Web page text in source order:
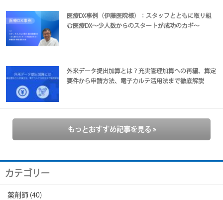
医療DX事例（伊藤医院様）：スタッフとともに取り組
む医療DX～少人数からのスタートが成功のカギ～
外来データ提出加算とは？充実管理加算への再編、算定
要件から申請方法、電子カルテ活用法まで徹底解説
もっとおすすめ記事を見る »
カテゴリー
薬剤師 (40)